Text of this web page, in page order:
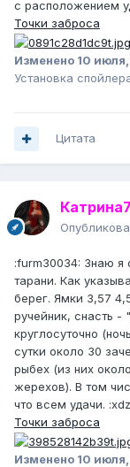
с расположением
Точки заброса
Изменено 10
Установка
Цитата
Катрина7
:furm30034: Знаю я
тарани. Как
берег. Ямки 3,57
ручейник, снасть -
круглосуточно
сутки около 30
рыбех (из них
жерехов). В том
что всем удачи.
Точки заброса
Изменено 10